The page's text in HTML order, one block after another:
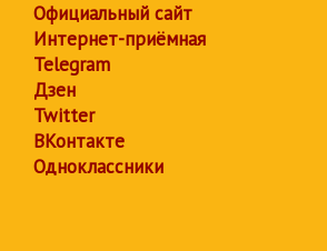
Официальный сайт
Интернет-приёмная
Telegram
Дзен
Twitter
ВКонтакте
Одноклассники